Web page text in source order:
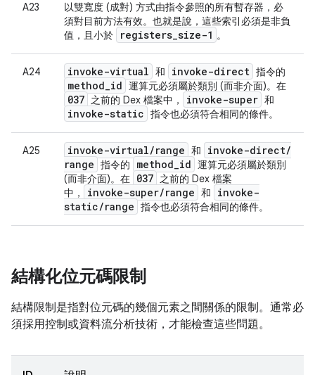
A23
以雙寬度 (成對) 方式由指令參照的所有暫存器，必
須對目前方法有效。也就是說，這些索引必須是非負
值，且小於
registers_size-1 。
A24 invoke-virtual 和 invoke-direct 指令的
method_id 運算元必須屬於類別 (而非介面)。在
037 之前的 Dex 檔案中， invoke-super 和
invoke-static 指令也必須符合相同的條件。
A25 invoke-virtual/range 和 invoke-direct/
range 指令的 method_id 運算元必須屬於類別
(而非介面)。在 037 之前的 Dex 檔案
中，
invoke-super/range 和
invoke-
static/range 指令也必須符合相同的條件。
結構化位元碼限制
結構限制是指對位元碼的幾個元素之間關係的限制。通常必
須採用控制或資料流分析技術，才能檢查這些問題。